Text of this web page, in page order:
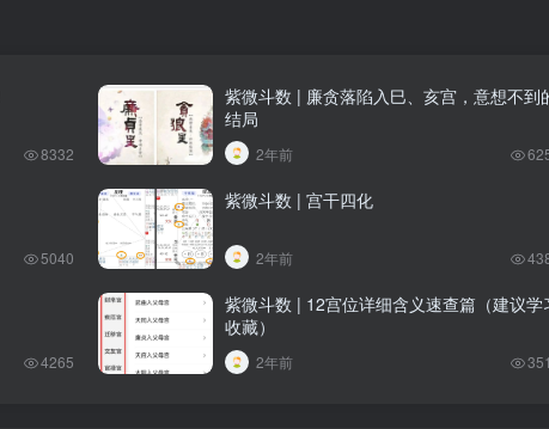
8332
紫微斗数 | 廉贪落陷入巳、亥宫，意想不到
结局
2年前
5040
紫微斗数 | 宫干四化
2年前
4265
紫微斗数 | 12宫位详细含义速查篇（建议学
收藏）
2年前